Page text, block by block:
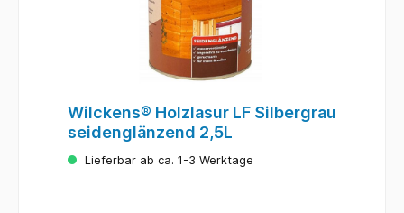
Wilckens® Holzlasur LF Silbergrau
seidenglänzend 2,5L
Lieferbar ab ca. 1-3 Werktage